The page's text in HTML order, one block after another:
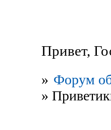
Привет,
» Форум
»